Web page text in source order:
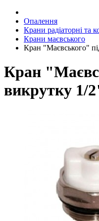
Опалення
Крани радіаторні та
Крани маєвського
Кран "Маєвського"
Кран
викрутку 1/